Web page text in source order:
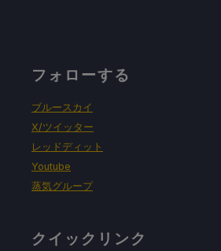
フォローする
ブルースカイ
X/ツイッター
レッドディット
Youtube
蒸気グループ
クイックリンク